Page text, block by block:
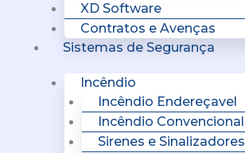
XD Software
Contratos e Avenças
Sistemas de Segurança
Incêndio
Incêndio Endereçavel
Incêndio Convencional
Sirenes e Sinalizadores